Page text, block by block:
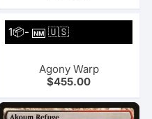
1📦-NM 🇺🇸
Agony Warp
$455.00